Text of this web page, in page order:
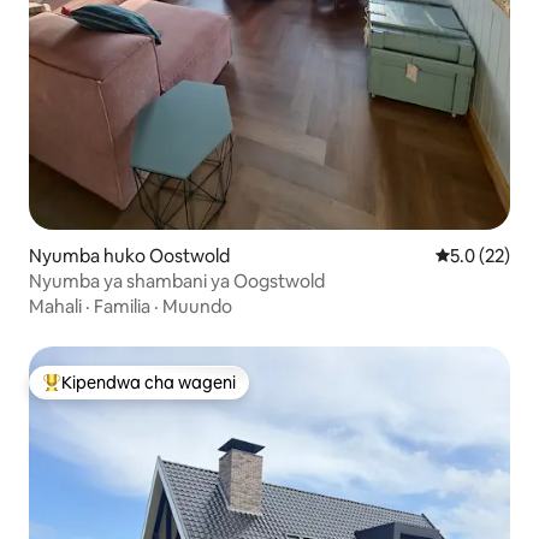
Nyumba huko Oostwold Ukadiriaji
5.0 (22)
Nyumba ya shambani ya Oogstwold
Mahali · Familia · Muundo
Kipendwa maarufu cha wageni
Kipendwa cha wageni